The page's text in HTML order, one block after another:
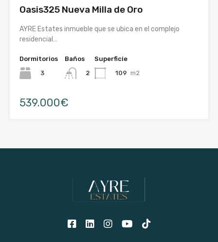
Oasis325 Nueva Milla de Oro
AYRE Estates inmueble que se ubica en el complejo
residencial…
Dormitorios
3
Baños
2
Superficie
109 m2
539.000€